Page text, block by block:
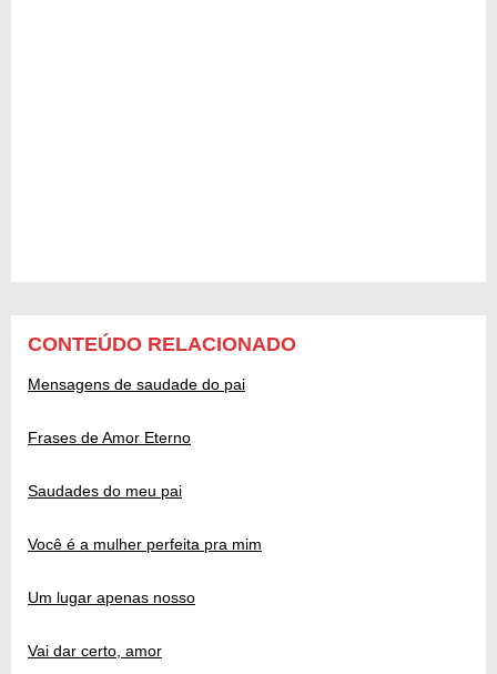
CONTEÚDO RELACIONADO
Mensagens de saudade do pai
Frases de Amor Eterno
Saudades do meu pai
Você é a mulher perfeita pra mim
Um lugar apenas nosso
Vai dar certo, amor